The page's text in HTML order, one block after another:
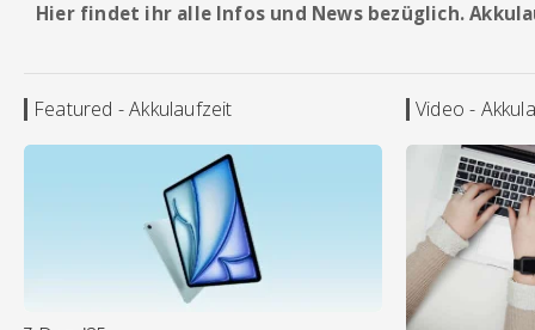
Hier findet ihr alle Infos und News bezüglich.
Featured - Akkulaufzeit Video -